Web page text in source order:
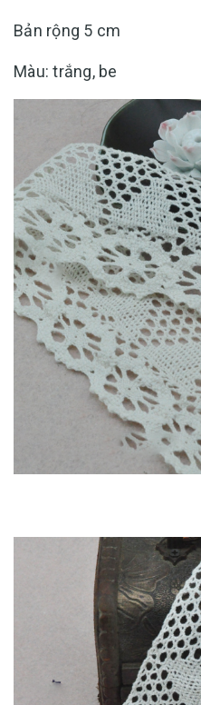
Bản rộng 5 cm
Màu: trắng, be